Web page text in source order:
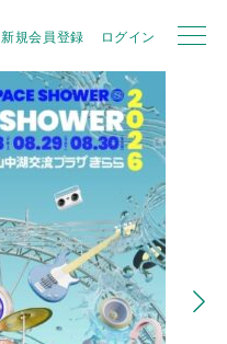
新規会員登録 ログイン